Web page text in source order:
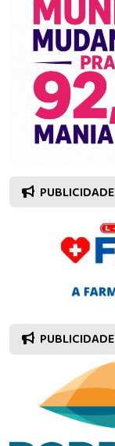
PUBLICIDADE
PUBLICIDADE